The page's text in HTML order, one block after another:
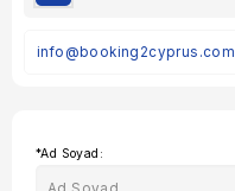
info@booking2cyprus.com
*Ad Soyad: